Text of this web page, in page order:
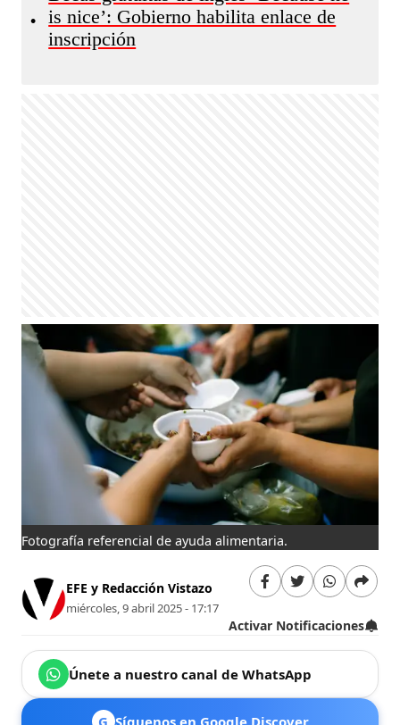
•
is nice’: Gobierno habilita enlace de
inscripción
Fotografía referencial de ayuda alimentaria.
EFE y Redacción Vistazo
miércoles, 9 abril 2025 - 17:17
Activar Notificaciones
Únete a nuestro canal de WhatsApp
G Síguenos en Google Discover